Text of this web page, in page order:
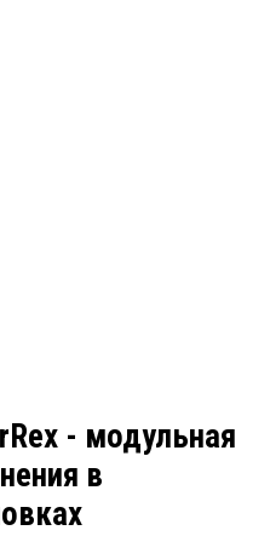
- модульная
в